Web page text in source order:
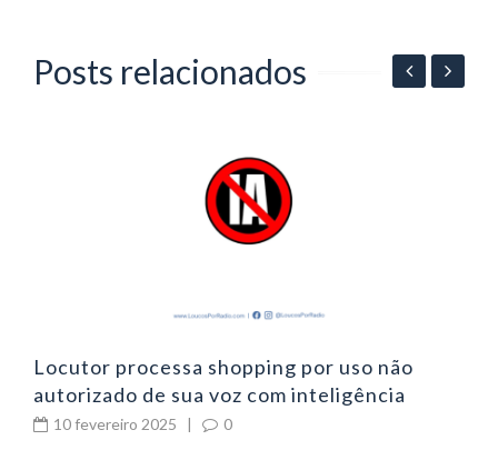
Posts relacionados
Locutor processa shopping por uso não
autorizado de sua voz com inteligência
artificial
10 fevereiro 2025 | 0